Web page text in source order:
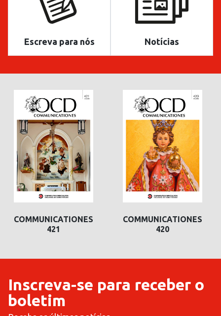
Escreva para nós Notícias
COMMUNICATIONES
421
COMMUNICATIONES
420
Inscreva-se para receber o
boletim